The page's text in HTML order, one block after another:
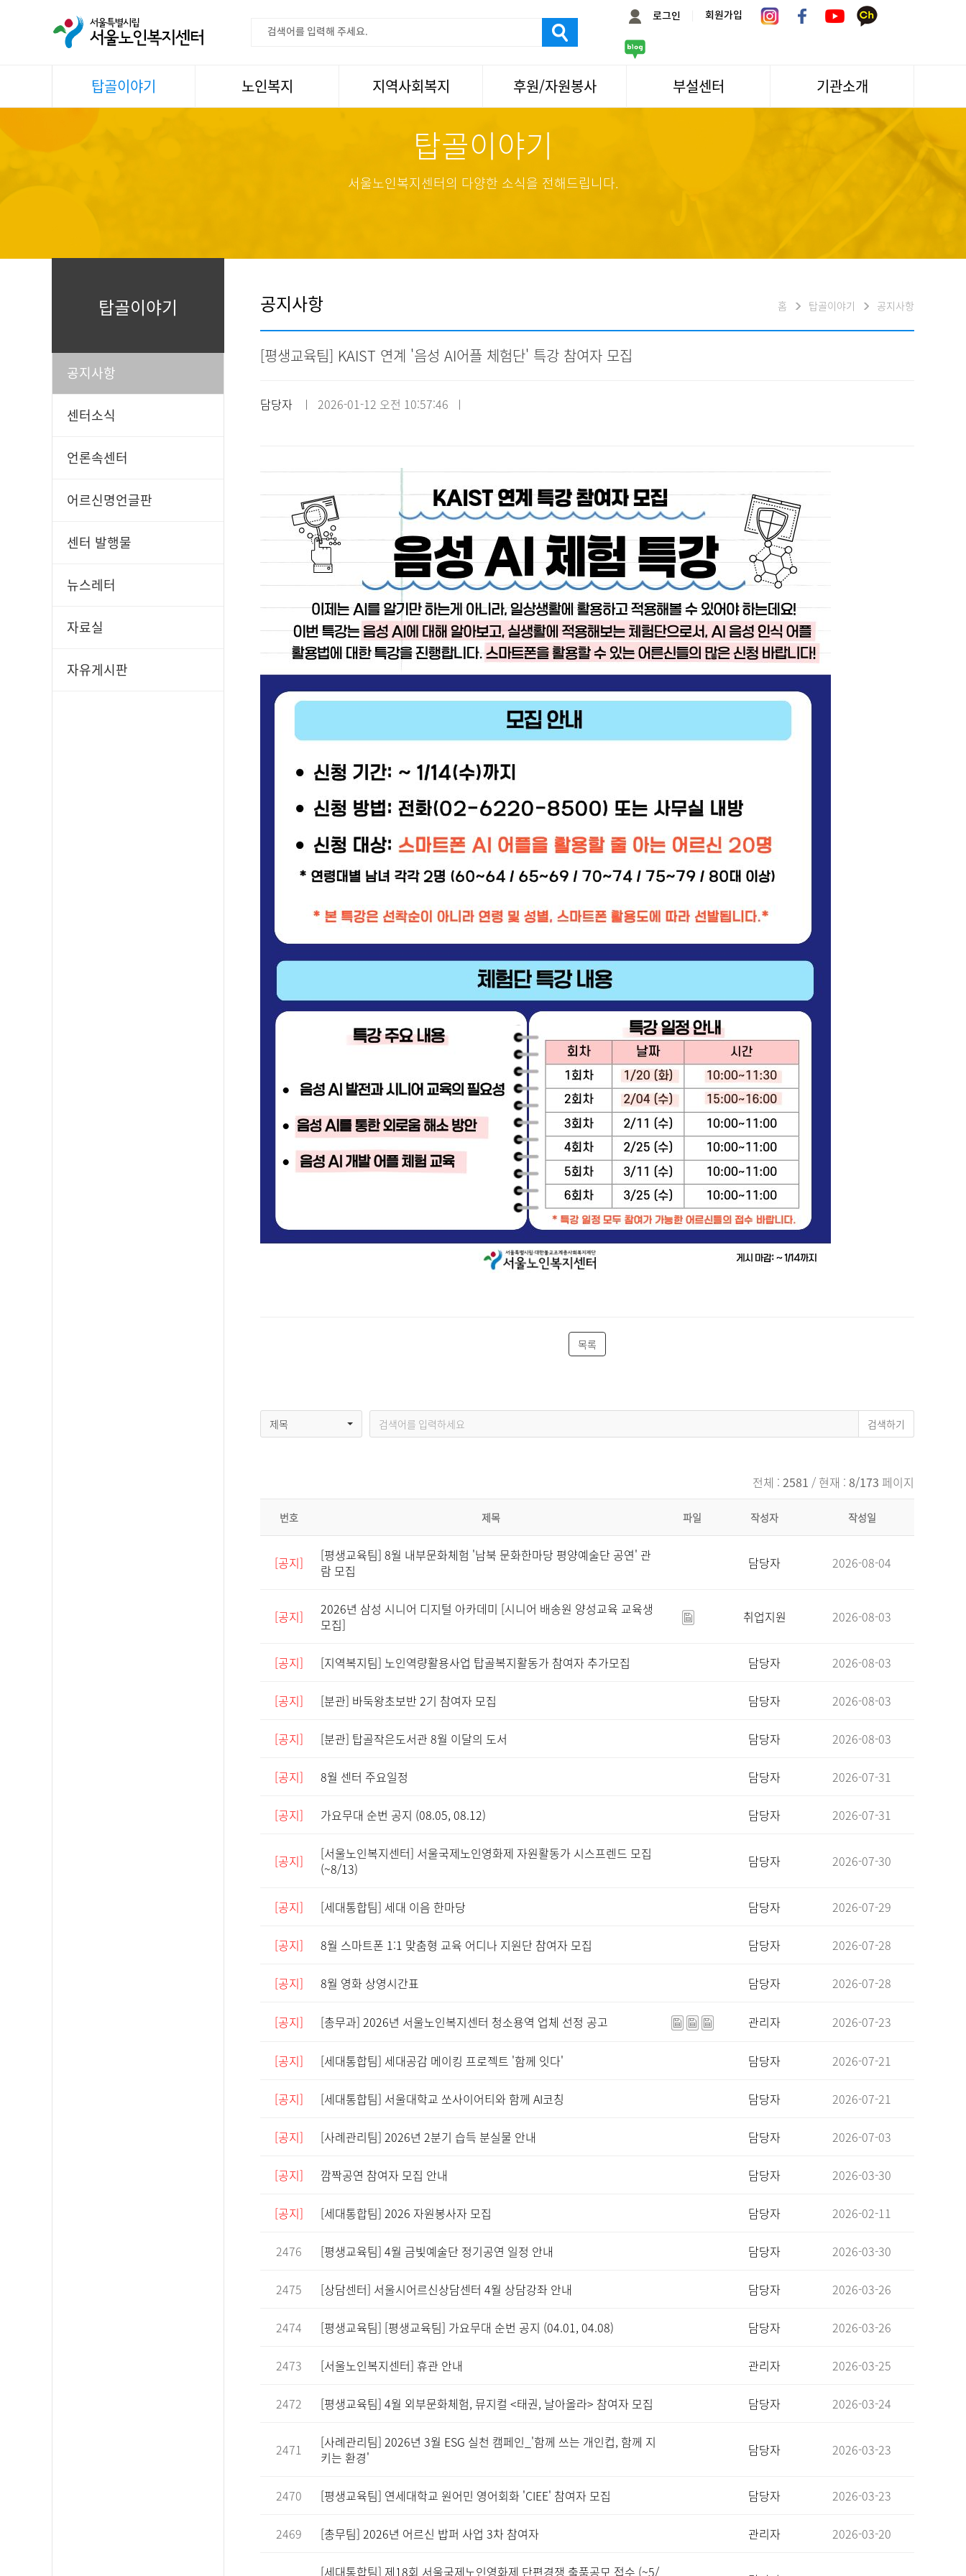
로그인 회원가입
탑골이야기
자료실
노인복지
스마트복지사업
지역사회복지
서울국제노인영화제
나눔축제/국화축제
활기찬미래연구소
어르신문화거리사업
후원/자원봉사
후원
자원봉사
기업사회봉사
부설센터 기관소개
기관방문/시설대관
오시는길
채용
일과봉사
탑골이야기
서울노인복지센터의 다양한 소식을 전해드립니다.
탑골이야기
공지사항
센터소식
언론속센터
어르신명언글판
센터 발행물
뉴스레터
자료실
자유게시판
공지사항 홈 탑골이야기 공지사항
[평생교육팀] KAIST 연계 '음성 AI어플 체험단' 특강 참여자 모집
담당자 ㅣ 2026-01-12 오전 10:57:46 ㅣ
목록
제목
전체 : 2581 / 현재 : 8/173 페이지
번호 제목 파일 작성자 작성일
[공지]
[평생교육팀] 8월 내부문화체험 '남북 문화한마당 평양예술단 공연' 관
람 모집
담당자 2026-08-04
[공지]
2026년 삼성 시니어 디지털 아카데미 [시니어 배송원 양성교육 교육생
모집]
취업지원 2026-08-03
[공지] [지역복지팀] 노인역량활용사업 탑골복지활동가 참여자 추가모집 담당자 2026-08-03
[공지] [분관] 바둑왕초보반 2기 참여자 모집 담당자 2026-08-03
[공지] [분관] 탑골작은도서관 8월 이달의 도서 담당자 2026-08-03
[공지] 8월 센터 주요일정 담당자 2026-07-31
[공지] 가요무대 순번 공지 (08.05, 08.12) 담당자 2026-07-31
[공지]
[서울노인복지센터] 서울국제노인영화제 자원활동가 시스프렌드 모집
(~8/13)
담당자 2026-07-30
[공지] [세대통합팀] 세대 이음 한마당 담당자 2026-07-29
[공지] 8월 스마트폰 1:1 맞춤형 교육 어디나 지원단 참여자 모집 담당자 2026-07-28
[공지] 8월 영화 상영시간표 담당자 2026-07-28
[공지] [총무과] 2026년 서울노인복지센터 청소용역 업체 선정 공고 관리자 2026-07-23
[공지] [세대통합팀] 세대공감 메이킹 프로젝트 '함께 잇다' 담당자 2026-07-21
[공지] [세대통합팀] 서울대학교 쏘사이어티와 함께 AI코칭 담당자 2026-07-21
[공지] [사례관리팀] 2026년 2분기 습득 분실물 안내 담당자 2026-07-03
[공지] 깜짝공연 참여자 모집 안내 담당자 2026-03-30
[공지] [세대통합팀] 2026 자원봉사자 모집 담당자 2026-02-11
2476 [평생교육팀] 4월 금빛예술단 정기공연 일정 안내 담당자 2026-03-30
2475 [상담센터] 서울시어르신상담센터 4월 상담강좌 안내 담당자 2026-03-26
2474 [평생교육팀] [평생교육팀] 가요무대 순번 공지 (04.01, 04.08) 담당자 2026-03-26
2473 [서울노인복지센터] 휴관 안내 관리자 2026-03-25
2472 [평생교육팀] 4월 외부문화체험, 뮤지컬 <태권, 날아올라> 참여자 모집 담당자 2026-03-24
2471
[사례관리팀] 2026년 3월 ESG 실천 캠페인_'함께 쓰는 개인컵, 함께 지
키는 환경'
담당자 2026-03-23
2470 [평생교육팀] 연세대학교 원어민 영어회화 'CIEE' 참여자 모집 담당자 2026-03-23
2469 [총무팀] 2026년 어르신 밥퍼 사업 3차 참여자 관리자 2026-03-20
[세대통합팀] 제18회 서울국제노인영화제 단편경쟁 출품공모 접수 (~5/